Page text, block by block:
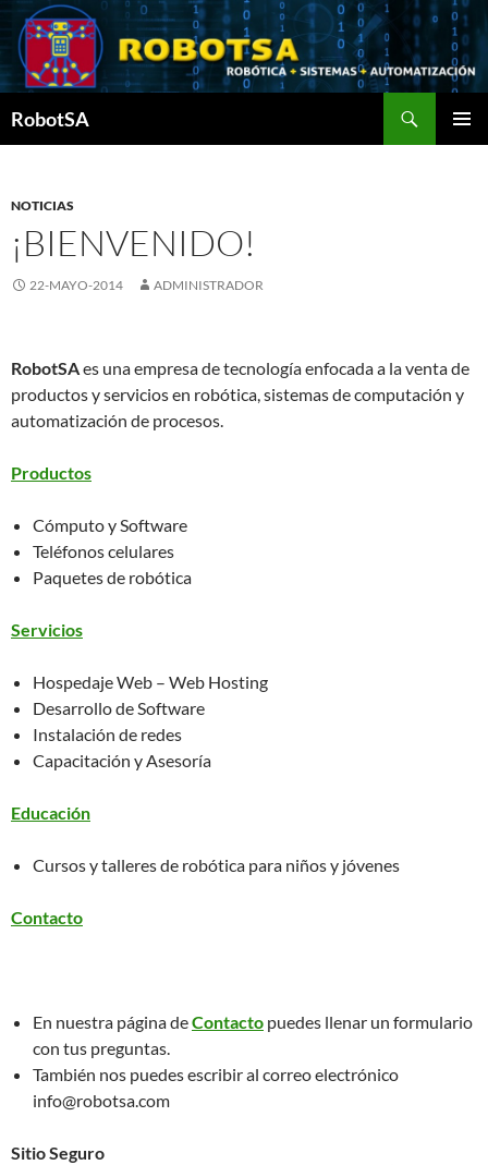
Saltar
contenido
RobotSA
NOTICIAS
¡BIENVENIDO!
22-MAYO-2014 ADMINISTRADOR
RobotSAes una empresa de tecnología enfocada a la venta de
productos y servicios en robótica, sistemas de computación y
automatización de procesos.
Productos
Cómputo y Software
Teléfonos celulares
Paquetes de robótica
Servicios
Hospedaje Web – Web Hosting
Desarrollo de Software
Instalación de redes
Capacitación y Asesoría
Educación
Cursos y talleres de robótica para niños y jóvenes
Contacto
En nuestra página deContacto puedes llenar un formulario
con tus preguntas.
También nos puedes escribir al correo electrónico
info@robotsa.com
Sitio Seguro